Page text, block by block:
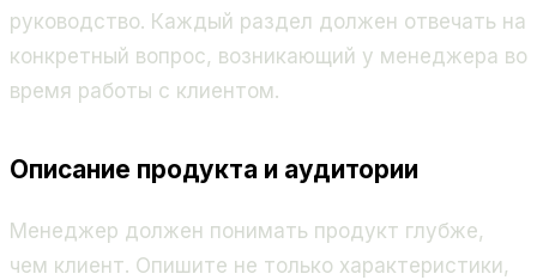
руководство. Каждый раздел должен отвечать на
конкретный вопрос, возникающий у менеджера во
время работы с клиентом.
Описание продукта и аудитории
Менеджер должен понимать продукт глубже,
чем клиент. Опишите не только характеристики,